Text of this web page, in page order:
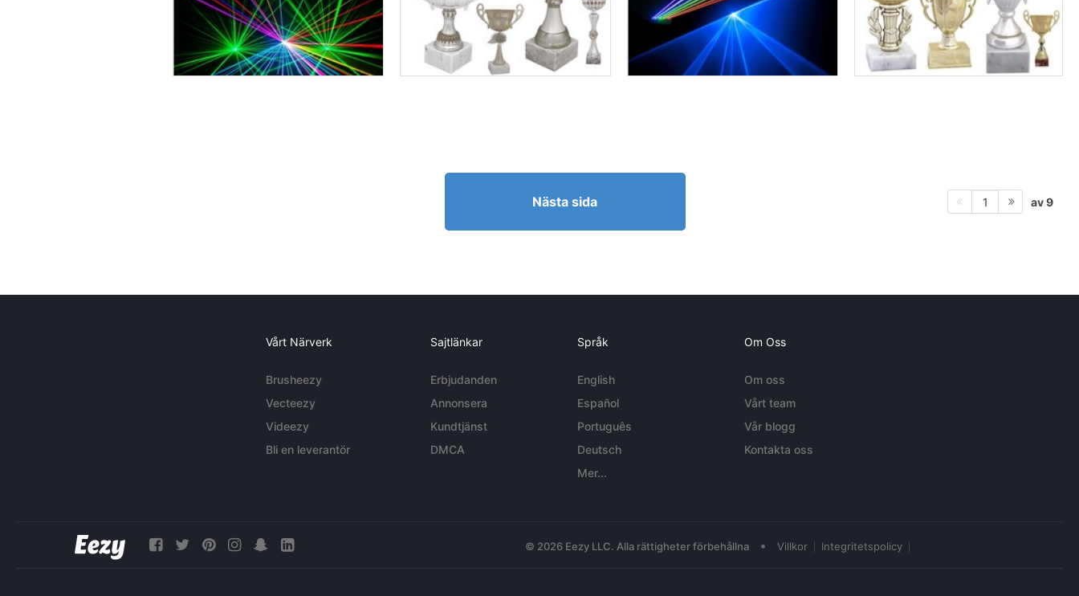
Nästa sida 1 av 9
Vårt Närverk
Brusheezy
Vecteezy
Videezy
Bli en leverantör
Sajtlänkar
Erbjudanden
Annonsera
Kundtjänst
DMCA
Språk
English
Español
Português
Deutsch
Mer...
Om Oss
Om oss
Vårt team
Vår blogg
Kontakta oss
© 2026 Eezy LLC. Alla rättigheter förbehållna • Villkor Integritetspolicy